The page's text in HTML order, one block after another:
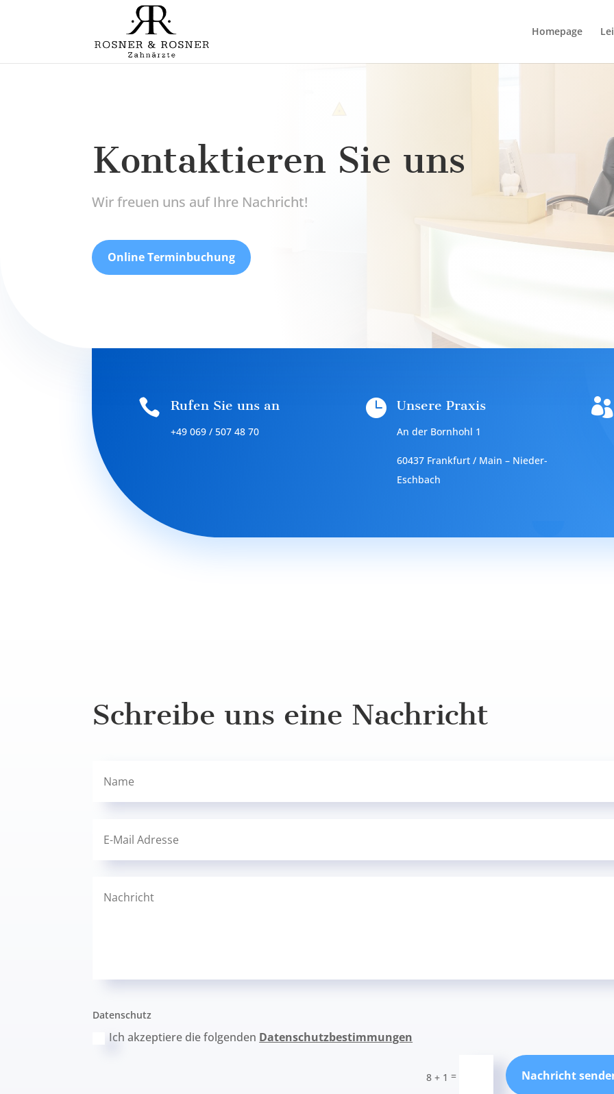
Homepage
Kontaktieren Sie uns
Wir freuen uns auf Ihre Nachricht!
Online Terminbuchung
 Rufen Sie uns an
+49 069 / 507 48 70
 Unsere Praxis
An der Bornhohl 1
60437 Frankfurt / Main – Nieder-
Eschbach

Schreibe uns eine Nachricht
Datenschutz
Ich akzeptiere die folgenden Datenschutzbestimmungen
8 + 1 = Nachricht